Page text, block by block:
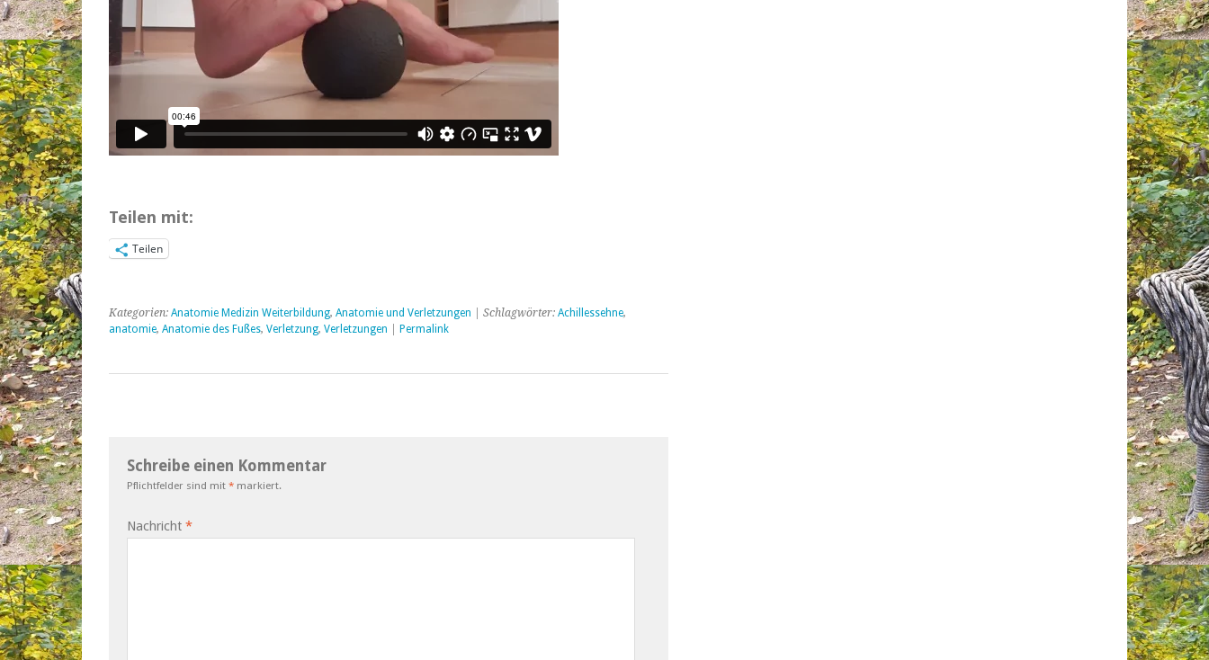
Teilen mit:
Teilen
Kategorien: Anatomie Medizin Weiterbildung, Anatomie und Verletzungen | Schlagwörter: Achillessehne,
anatomie, Anatomie des Fußes, Verletzung, Verletzungen Permalink
Schreibe einen Kommentar
Pflichtfelder sind mit * markiert.
Nachricht *